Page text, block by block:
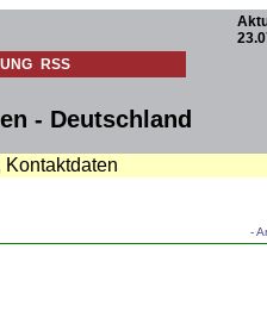
RSS
- Deutschland
Kontaktdaten
-